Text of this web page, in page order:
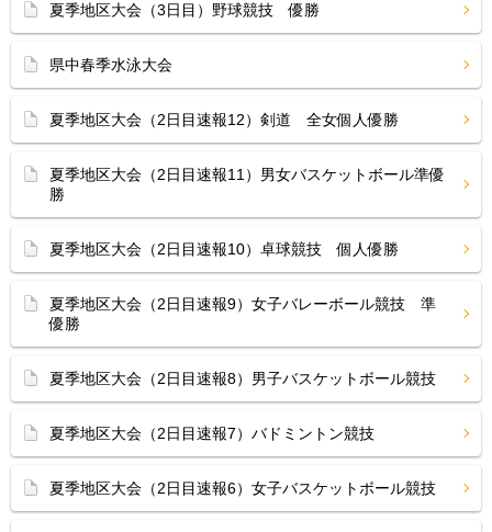
夏季地区大会（3日目）野球競技 優勝
県中春季水泳大会
夏季地区大会（2日目速報12）剣道 全女個人優勝
夏季地区大会（2日目速報11）男女バスケットボール準優
勝
夏季地区大会（2日目速報10）卓球競技 個人優勝
夏季地区大会（2日目速報9）女子バレーボール競技 準
優勝
夏季地区大会（2日目速報8）男子バスケットボール競技
夏季地区大会（2日目速報7）バドミントン競技
夏季地区大会（2日目速報6）女子バスケットボール競技